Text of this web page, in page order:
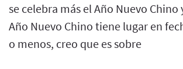
se celebra más el Año Nuevo Chino
Año Nuevo Chino tiene lugar en
o menos, creo que es sobre